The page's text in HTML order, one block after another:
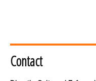
Contact